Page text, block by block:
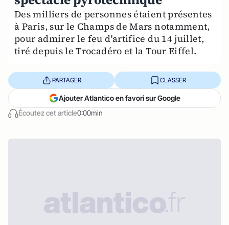
Des milliers de personnes étaient présentes
à Paris, sur le Champs de Mars notamment,
pour admirer le feu d'artifice du 14 juillet,
tiré depuis le Trocadéro et la Tour Eiffel.
Écoutez cet article0:00min
PARTAGER CLASSER
Ajouter Atlantico en favori sur Google